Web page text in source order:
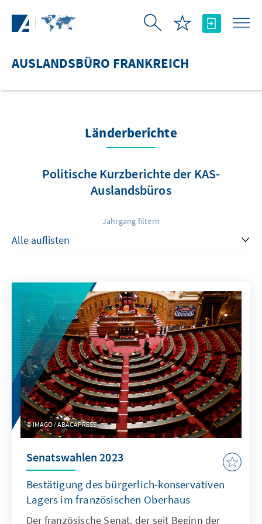
AUSLANDSBÜRO FRANKREICH
Länderberichte
Politische Kurzberichte der KAS-
Auslandsbüros
Jahrgang filtern
IMAGO / ABACAPRESS
Senatswahlen 2023
Bestätigung des bürgerlich-konservativen
Lagers im französischen Oberhaus
Der französische Senat, der seit Beginn der